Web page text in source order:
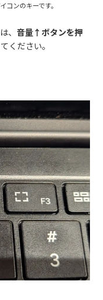
ンのキーです。
、 音量↑ボタンを押
ください。